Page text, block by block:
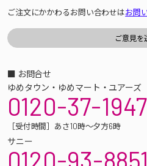
ご注文にかかわるお問い合わせはお問
■ お問合せ
ゆめタウン・ゆめマート・ユアーズ
0120-37-1947
［受付時間］あさ10時～夕方6時
サニー
0120-93-8851